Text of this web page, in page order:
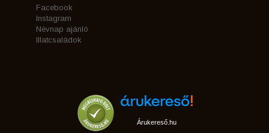
Facebook
Instagram
Névnap ajánló
Illatcsaládok
Árukereső.hu